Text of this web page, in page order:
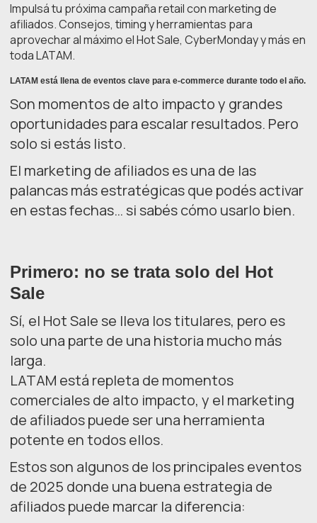
Impulsá tu próxima campaña retail con marketing de
afiliados. Consejos, timing y herramientas para
aprovechar al máximo el Hot Sale, CyberMonday y más en
toda LATAM.
LATAM está llena de eventos clave para e-commerce durante todo el año.
Son momentos de alto impacto y grandes
oportunidades para escalar resultados. Pero
solo si estás listo.
El marketing de afiliados es una de las
palancas más estratégicas que podés activar
en estas fechas… si sabés cómo usarlo bien.
Primero: no se trata solo del Hot
Sale
Sí, el Hot Sale se lleva los titulares, pero es
solo una parte de una historia mucho más
larga.
LATAM está repleta de momentos
comerciales de alto impacto, y el marketing
de afiliados puede ser una herramienta
potente en todos ellos.
Estos son algunos de los principales eventos
de 2025 donde una buena estrategia de
afiliados puede marcar la diferencia: